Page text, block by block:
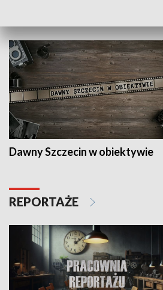
Dawny Szczecin w obiektywie
REPORTAŻE